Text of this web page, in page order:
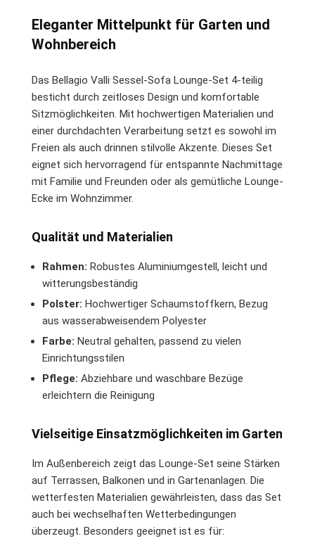
Eleganter Mittelpunkt für Garten und
Wohnbereich
Das Bellagio Valli Sessel-Sofa Lounge-Set 4-teilig
besticht durch zeitloses Design und komfortable
Sitzmöglichkeiten. Mit hochwertigen Materialien und
einer durchdachten Verarbeitung setzt es sowohl im
Freien als auch drinnen stilvolle Akzente. Dieses Set
eignet sich hervorragend für entspannte Nachmittage
mit Familie und Freunden oder als gemütliche Lounge-
Ecke im Wohnzimmer.
Qualität und Materialien
Rahmen: Robustes Aluminiumgestell, leicht und
witterungsbeständig
Polster: Hochwertiger Schaumstoffkern, Bezug
aus wasserabweisendem Polyester
Farbe: Neutral gehalten, passend zu vielen
Einrichtungsstilen
Pflege: Abziehbare und waschbare Bezüge
erleichtern die Reinigung
Vielseitige Einsatzmöglichkeiten im Garten
Im Außenbereich zeigt das Lounge-Set seine Stärken
auf Terrassen, Balkonen und in Gartenanlagen. Die
wetterfesten Materialien gewährleisten, dass das Set
auch bei wechselhaften Wetterbedingungen
überzeugt. Besonders geeignet ist es für: